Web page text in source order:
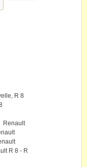
R 8
Renault
R 8 - R